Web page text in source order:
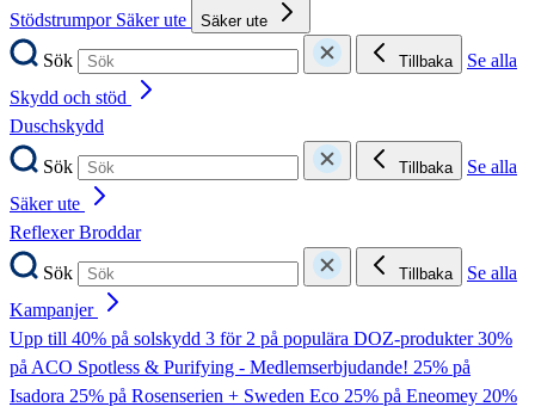
Stödstrumpor Säker ute Säker ute
Sök Tillbaka
Se alla
Skydd och stöd
Duschskydd
Sök
Tillbaka
Se alla
Säker ute
ReflexerBroddar
Sök
Tillbaka
Se alla
Kampanjer
Upp till 40% på solskydd 3 för 2 på populära DOZ-produkter30%
på ACO Spotless & Purifying - Medlemserbjudande! 25% på
Isadora 25% på Rosenserien + Sweden Eco 25% på Eneomey 20%